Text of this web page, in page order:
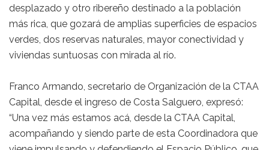
desplazado y otro ribereño destinado a la población
más rica, que gozará de amplias superficies de espacios
verdes, dos reservas naturales, mayor conectividad y
viviendas suntuosas con mirada al río.
Franco Armando, secretario de Organización de la CTAA
Capital, desde el ingreso de Costa Salguero, expresó:
“Una vez más estamos acá, desde la CTAA Capital,
acompañando y siendo parte de esta Coordinadora que